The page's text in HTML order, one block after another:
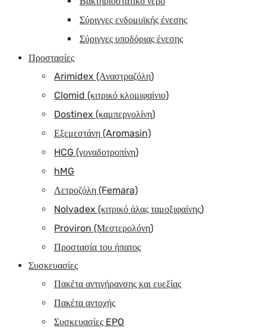
Σύριγγες ενδομυϊκής ένεσης
Σύριγγες υποδόριας ένεσης
Προστασίες
Arimidex (Αναστραζόλη)
Clomid (κιτρικό κλομιφαίνιο)
Dostinex (καμπεργολίνη)
Εξεμεστάνη (Aromasin)
HCG (γοναδοτροπίνη)
hMG
Λετροζόλη (Femara)
Nolvadex (κιτρικό άλας ταμοξιφαίνης)
Proviron (Μεστερολόνη)
Προστασία του ήπατος
Συσκευασίες
Πακέτα αντιγήρανσης και ευεξίας
Πακέτα αντοχής
Συσκευασίες EPO